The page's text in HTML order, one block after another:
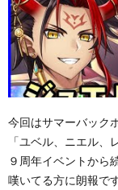
今回はサマーバック
「ユベル、ニエル、
９周年イベントから
嘆いてる方に朗報です